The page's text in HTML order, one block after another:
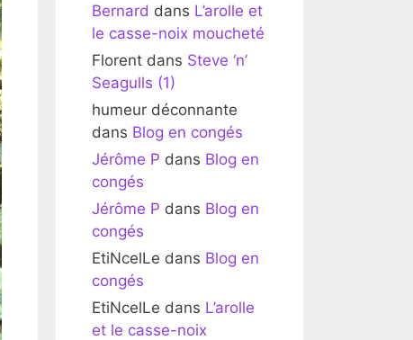
Bernard dans L’arolle et
le casse-noix moucheté
Florent dans Steve ‘n’
Seagulls (1)
humeur déconnante
dans Blog en congés
Jérôme P dans Blog en
congés
Jérôme P dans Blog en
congés
EtiNcelLe dans Blog en
congés
EtiNcelLe dans L’arolle
et le casse-noix